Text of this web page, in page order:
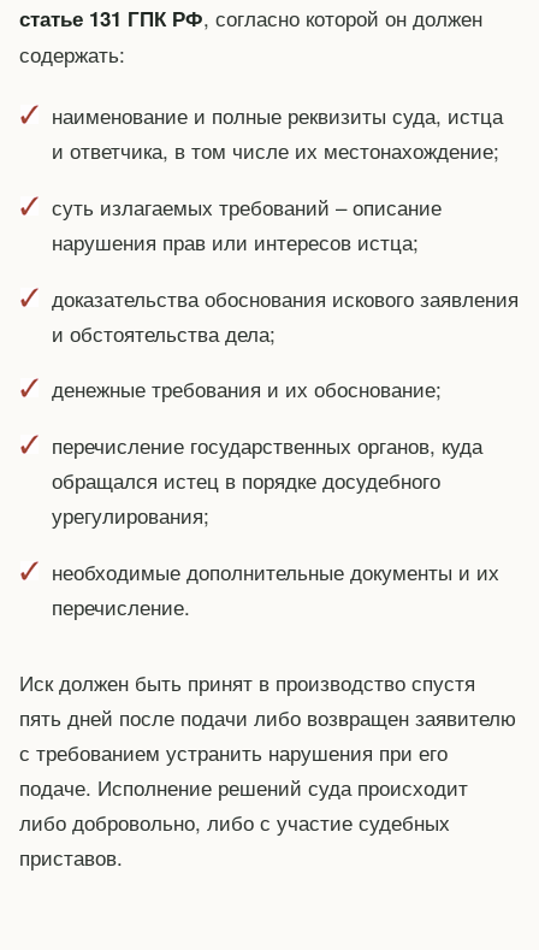
статье 131 ГПК РФ, согласно которой он должен
содержать:
наименование и полные реквизиты суда, истца
и ответчика, в том числе их местонахождение;
суть излагаемых требований – описание
нарушения прав или интересов истца;
доказательства обоснования искового заявления
и обстоятельства дела;
денежные требования и их обоснование;
перечисление государственных органов, куда
обращался истец в порядке досудебного
урегулирования;
необходимые дополнительные документы и их
перечисление.
Иск должен быть принят в производство спустя
пять дней после подачи либо возвращен заявителю
с требованием устранить нарушения при его
подаче. Исполнение решений суда происходит
либо добровольно, либо с участие судебных
приставов.